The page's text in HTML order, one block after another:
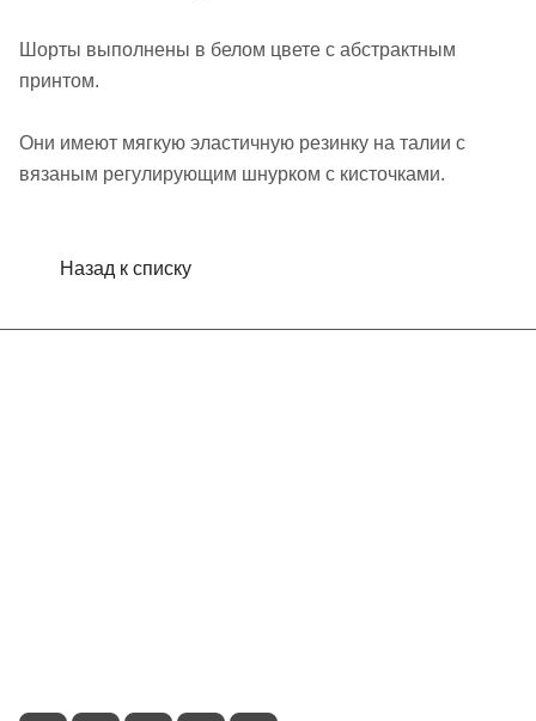
Шорты выполнены в белом цвете с абстрактным
принтом.
Они имеют мягкую эластичную резинку на талии с
вязаным регулирующим шнурком с кисточками.
Назад к списку